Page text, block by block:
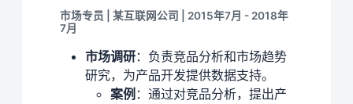
市场专员 | 某互联网公司 | 2015年7月 - 2018年
7月
市场调研：负责竞品分析和市场趋势
研究，为产品开发提供数据支持。
案例 ：通过对竞品分析，提出产